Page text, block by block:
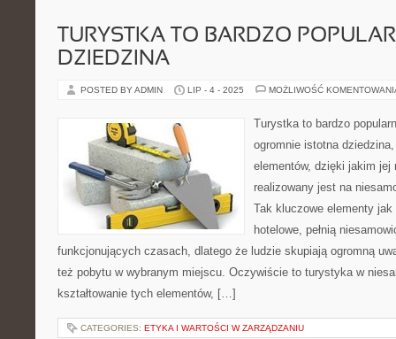
TURYSTKA TO BARDZO
DZIEDZINA
POSTED BY ADMIN LIP - 4 - 2025 MOŻLIWOŚĆ
Turystka to bardzo
ogromnie istotna
elementów, dzięki jakim
realizowany jest na
Tak kluczowe elementy
hotelowe, pełnią
funkcjonujących czasach, dlatego że ludzie skupiają ogromną
też pobytu w wybranym miejscu. Oczywiście to turystyka w
kształtowanie tych elementów, […]
CATEGORIES: ETYKA I WARTOŚCI W ZARZĄDZANIU